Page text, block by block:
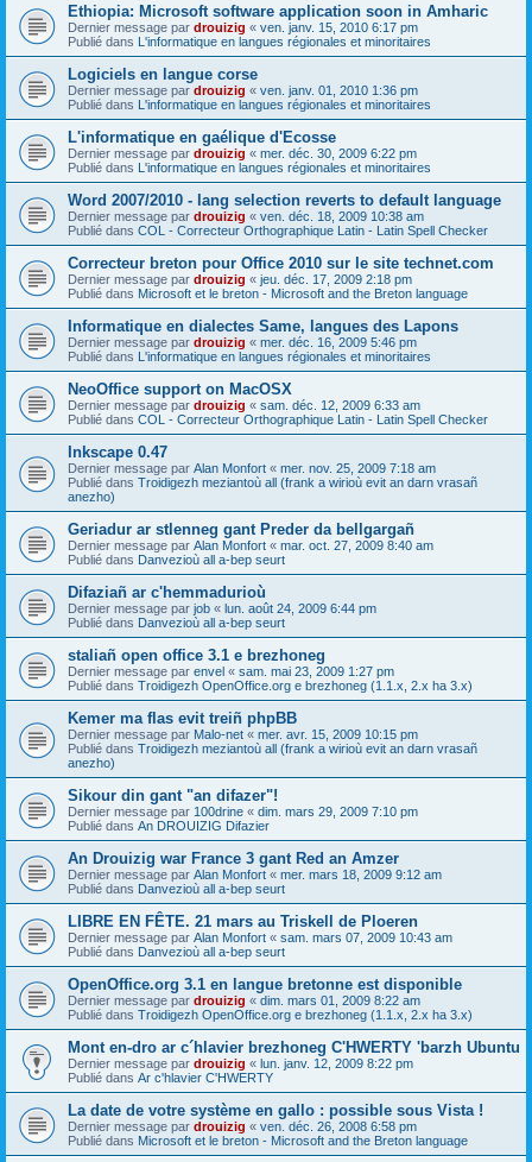
Ethiopia: Microsoft software application soon in Amharic
Dernier message par drouizig « ven. janv. 15, 2010 6:17 pm
Publié dans L'informatique en langues régionales et minoritaires
Logiciels en langue corse
Dernier message par drouizig « ven. janv. 01, 2010 1:36 pm
Publié dans L'informatique en langues régionales et minoritaires
L'informatique en gaélique d'Ecosse
Dernier message par drouizig « mer. déc. 30, 2009 6:22 pm
Publié dans L'informatique en langues régionales et minoritaires
Word 2007/2010 - lang selection reverts to default language
Dernier message par drouizig « ven. déc. 18, 2009 10:38 am
Publié dans COL - Correcteur Orthographique Latin - Latin Spell Checker
Correcteur breton pour Office 2010 sur le site technet.com
Dernier message par drouizig « jeu. déc. 17, 2009 2:18 pm
Publié dans Microsoft et le breton - Microsoft and the Breton language
Informatique en dialectes Same, langues des Lapons
Dernier message par drouizig « mer. déc. 16, 2009 5:46 pm
Publié dans L'informatique en langues régionales et minoritaires
NeoOffice support on MacOSX
Dernier message par drouizig « sam. déc. 12, 2009 6:33 am
Publié dans COL - Correcteur Orthographique Latin - Latin Spell Checker
Inkscape 0.47
Dernier message par Alan Monfort « mer. nov. 25, 2009 7:18 am
Publié dans Troidigezh meziantoù all (frank a wirioù evit an darn vrasañ
anezho)
Geriadur ar stlenneg gant Preder da bellgargañ
Dernier message par Alan Monfort « mar. oct. 27, 2009 8:40 am
Publié dans Danvezioù all a-bep seurt
Difaziañ ar c'hemmadurioù
Dernier message par job « lun. août 24, 2009 6:44 pm
Publié dans Danvezioù all a-bep seurt
staliañ open office 3.1 e brezhoneg
Dernier message par envel « sam. mai 23, 2009 1:27 pm
Publié dans Troidigezh OpenOffice.org e brezhoneg (1.1.x, 2.x ha 3.x)
Kemer ma flas evit treiñ phpBB
Dernier message par Malo-net « mer. avr. 15, 2009 10:15 pm
Publié dans Troidigezh meziantoù all (frank a wirioù evit an darn vrasañ
anezho)
Sikour din gant "an difazer"!
Dernier message par 100drine « dim. mars 29, 2009 7:10 pm
Publié dans An DROUIZIG Difazier
An Drouizig war France 3 gant Red an Amzer
Dernier message par Alan Monfort « mer. mars 18, 2009 9:12 am
Publié dans Danvezioù all a-bep seurt
LIBRE EN FÊTE. 21 mars au Triskell de Ploeren
Dernier message par Alan Monfort « sam. mars 07, 2009 10:43 am
Publié dans Danvezioù all a-bep seurt
OpenOffice.org 3.1 en langue bretonne est disponible
Dernier message par drouizig « dim. mars 01, 2009 8:22 am
Publié dans Troidigezh OpenOffice.org e brezhoneg (1.1.x, 2.x ha 3.x)
Mont en-dro ar c´hlavier brezhoneg C'HWERTY 'barzh Ubuntu
Dernier message par drouizig « lun. janv. 12, 2009 8:22 pm
Publié dans Ar c'hlavier C'HWERTY
La date de votre système en gallo : possible sous Vista !
Dernier message par drouizig « ven. déc. 26, 2008 6:58 pm
Publié dans Microsoft et le breton - Microsoft and the Breton language